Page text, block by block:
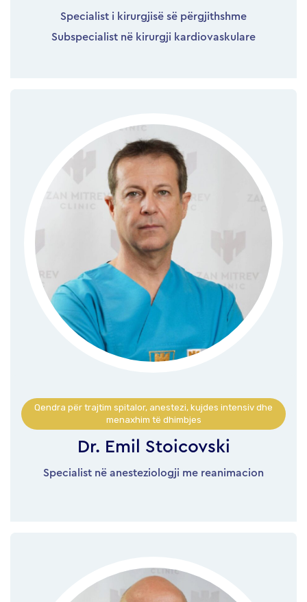
Specialist i kirurgjisë së përgjithshme
Subspecialist në kirurgji kardiovaskulare
Qendra për trajtim spitalor, anestezi, kujdes intensiv dhe
menaxhim të dhimbjes
Dr. Emil Stoicovski
Specialist në anesteziologji me reanimacion